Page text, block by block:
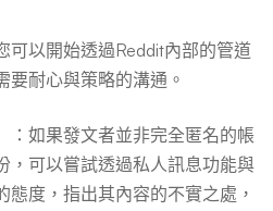
可以開始透過Reddit內部的管道
要耐心與策略的溝通。
：如果發文者並非完全匿名的帳
，可以嘗試透過私人訊息功能與
態度，指出其內容的不實之處，